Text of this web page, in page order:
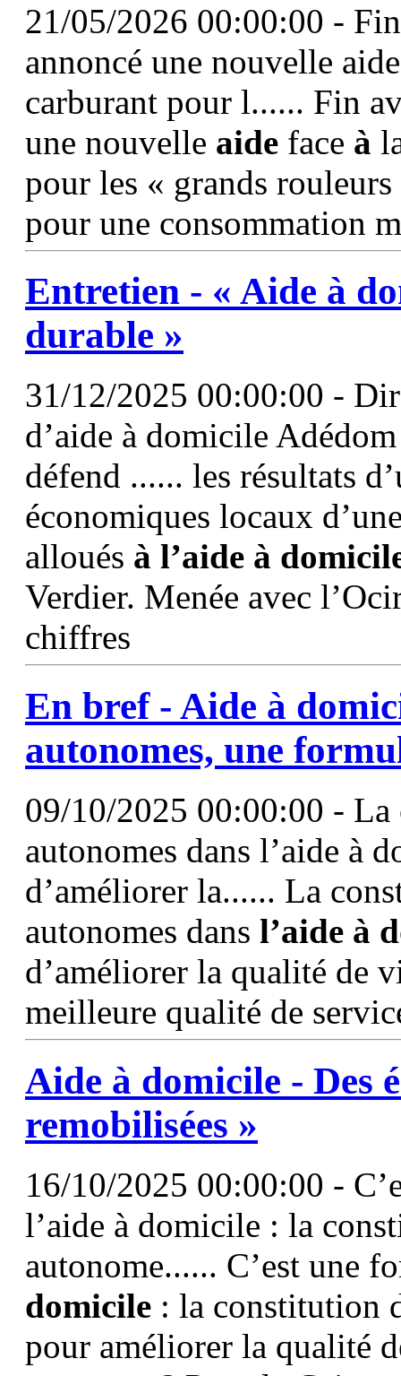
21/05/2026 00:00:00 -
annoncé une nouvelle
carburant pour l...... Fin
une nouvelle aide face à
pour les « grands
pour une consommation
Entretien - « Aide à
durable »
31/12/2025 00:00:00 -
d’aide à domicile
défend ...... les résultats
économiques locaux
alloués à l’aide à
Verdier. Menée avec
chiffres
En bref - Aide à
autonomes, une
09/10/2025 00:00:00 - La
autonomes dans l’aide à
d’améliorer la...... La
autonomes dans l’aide à
d’améliorer la qualité de
meilleure qualité de
Aide à domicile - Des
remobilisées »
16/10/2025 00:00:00 -
l’aide à domicile : la
autonome...... C’est une
domicile : la constitution
pour améliorer la qualité